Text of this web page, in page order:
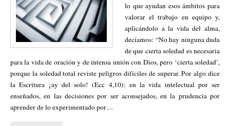
lo que ayudan esos ámbitos para
valorar el trabajo en equipo y,
aplicándolo a la vida del alma,
decíamos: “No hay ninguna duda
de que cierta soledad es necesaria
para la vida de oración y de intensa unión con Dios, pero ‘cierta soledad’,
porque la soledad total reviste peligros difíciles de superar. Por algo dice
la Escritura ¡ay del solo! (Ecc 4,10): en la vida intelectual por ser
enseñados, en las decisiones por ser aconsejados, en la prudencia por
aprender de lo experimentado por…